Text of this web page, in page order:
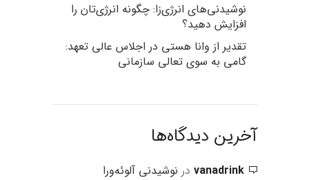
نوشیدنی‌های انرژی‌زا: چگونه انرژی‌تان را
افزایش دهید؟
تقدیر از وانا هستی در اجلاس عالی تعهد:
گامی به سوی تعالی سازمانی
آخرین دیدگاه‌ها
vanadrink در نوشیدنی آلوئه‌ورا